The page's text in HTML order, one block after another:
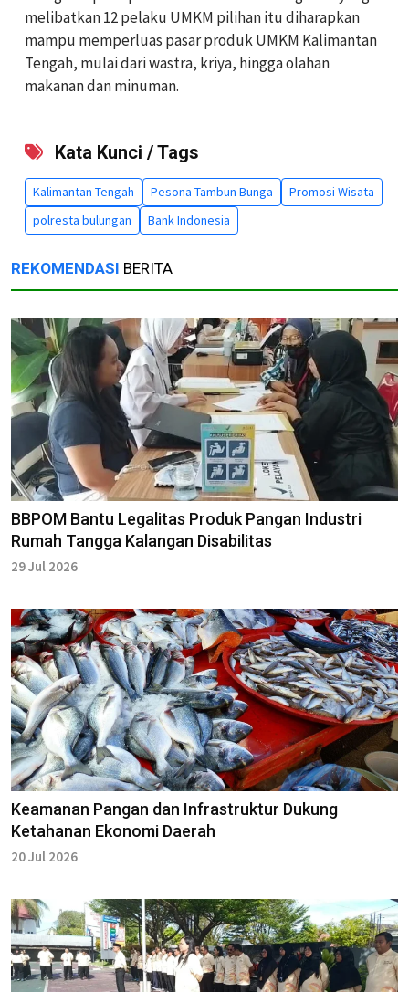
melibatkan 12 pelaku UMKM pilihan itu diharapkan
mampu memperluas pasar produk UMKM Kalimantan
Tengah, mulai dari wastra, kriya, hingga olahan
makanan dan minuman.
Kata Kunci / Tags
Kalimantan Tengah Pesona Tambun Bunga
Promosi Wisata
polresta bulungan
Bank Indonesia
REKOMENDASI BERITA
BBPOM Bantu Legalitas Produk Pangan Industri
Rumah Tangga Kalangan Disabilitas
29 Jul 2026
Keamanan Pangan dan Infrastruktur Dukung
Ketahanan Ekonomi Daerah
20 Jul 2026